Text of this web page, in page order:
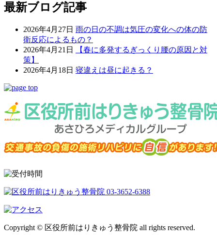
最新ブログ記事
2026年4月27日 雨の日の不調は気圧の変化への体の防
衛反応によるもの？
2026年4月21日
【春に多発するぎっくり腰の原因と対
策】
2026年4月18日 寝違えは昼に起きる？
Copyright © 区役所前はりきゅう整骨院 all rights reserved.